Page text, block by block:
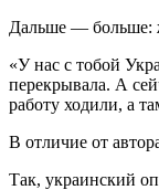
Дальше — больше:
«У нас с тобой
перекрывала. А
работу ходили, а
В отличие от
Так, украинский